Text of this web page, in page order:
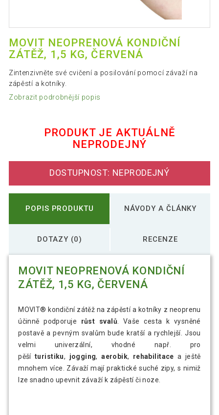
MOVIT NEOPRENOVÁ KONDIČNÍ
ZÁTĚŽ, 1,5 KG, ČERVENÁ
Zintenzivněte své cvičení a posilování pomocí závaží na
zápěstí a kotníky.
Zobrazit podrobnější popis
PRODUKT JE AKTUÁLNĚ
NEPRODEJNÝ
DOSTUPNOST: NEPRODEJNÝ
POPIS PRODUKTU NÁVODY A ČLÁNKY
DOTAZY (0) RECENZE
MOVIT NEOPRENOVÁ KONDIČNÍ
ZÁTĚŽ, 1,5 KG, ČERVENÁ
MOVIT® kondiční zátěž na zápěstí a kotníky z neoprenu
účinně podporuje růst svalů. Vaše cesta k vysněné
postavě a pevným svalům bude kratší a rychlejší. Jsou
velmi univerzální, vhodné např. pro
pěšíturistiku, jogging,aerobik, rehabilitace a ještě
mnohem více. Závaží mají praktické suché zipy, s nimiž
lze snadno upevnit závaží k zápěstí či noze.